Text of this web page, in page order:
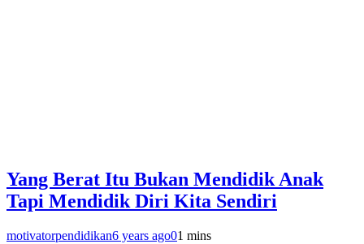
Yang Berat Itu Bukan Mendidik Anak
Tapi Mendidik Diri Kita Sendiri
motivatorpendidikan6 years ago01 mins